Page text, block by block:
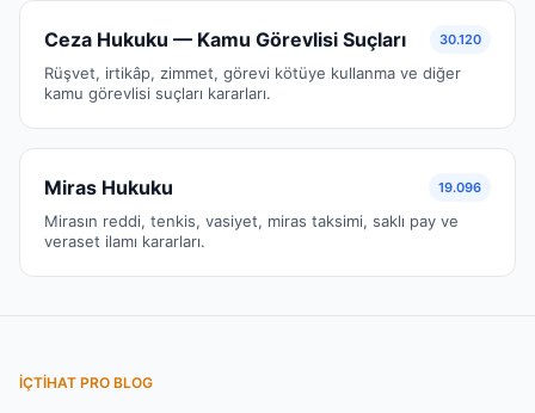
Ceza Hukuku — Kamu Görevlisi Suçları 30.120
Rüşvet, irtikâp, zimmet, görevi kötüye kullanma ve diğer
kamu görevlisi suçları kararları.
Miras Hukuku 19.096
Mirasın reddi, tenkis, vasiyet, miras taksimi, saklı pay ve
veraset ilamı kararları.
İÇTIHAT PRO BLOG